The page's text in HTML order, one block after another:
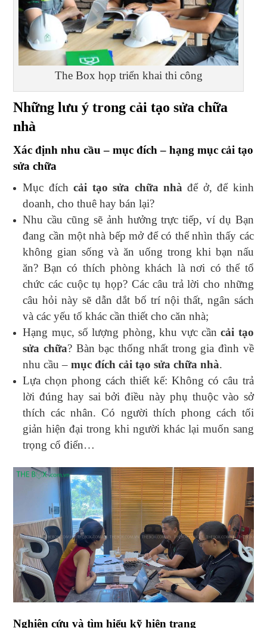
The Box họp triển khai thi công
Những lưu ý trong cải tạo sửa chữa
nhà
Xác định nhu cầu – mục đích – hạng mục cải tạo
sửa chữa
Mục đíchcải tạo sửa chữa nhàđể ở, để kinh
doanh, cho thuê hay bán lại?
Nhu cầu cũng sẽ ảnh hưởng trực tiếp, ví dụ Bạn
đang cần một nhà bếp mở để có thể nhìn thấy các
không gian sống và ăn uống trong khi bạn nấu
ăn? Bạn có thích phòng khách là nơi có thể tổ
chức các cuộc tụ họp? Các câu trả lời cho những
câu hỏi này sẽ dẫn dắt bố trí nội thất, ngân sách
và các yếu tố khác cần thiết cho căn nhà;
Hạng mục, số lượng phòng, khu vực cầncải tạo
sửa chữa? Bàn bạc thống nhất trong gia đình về
nhu cầu –mục đích cải tạo sửa chữa nhà.
Lựa chọn phong cách thiết kế: Không có câu trả
lời đúng hay sai bởi điều này phụ thuộc vào sở
thích các nhân. Có người thích phong cách tối
giản hiện đại trong khi người khác lại muốn sang
trọng cổ điển…
Nghiên cứu và tìm hiểu kỹ hiện trạng